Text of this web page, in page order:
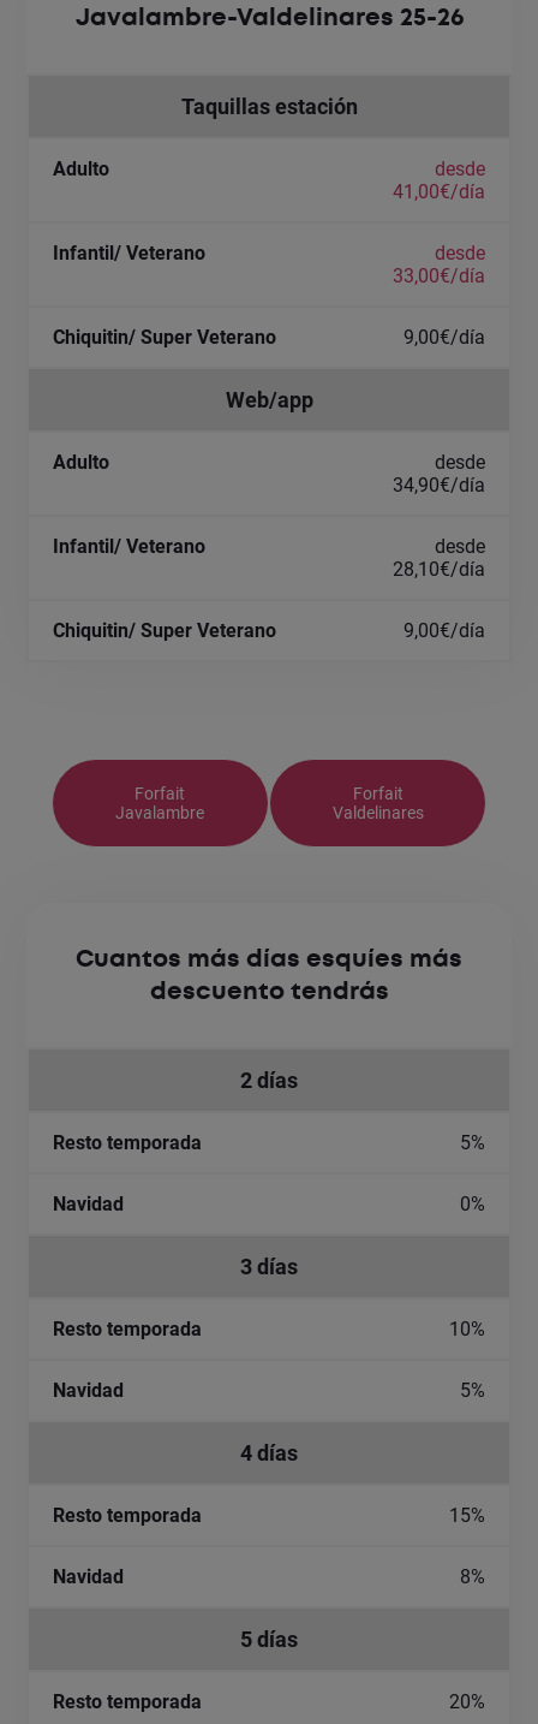
Javalambre-Valdelinares 25-26
Taquillas estación
desde
41,00€/día
desde
33,00€/día
9,00€/día
Web/app
desde
34,90€/día
desde
28,10€/día
9,00€/día
Forfait
Javalambre
Forfait
Valdelinares
Cuantos más días esquíes más
descuento tendrás
2 días
5%
0%
3 días
10%
5%
4 días
15%
8%
5 días
20%